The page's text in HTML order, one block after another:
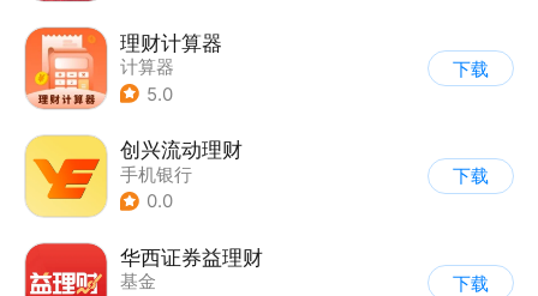
理财计算器
计算器
5.0
下载
创兴流动理财
手机银行
0.0
下载
华西证券益理财
基金
下载